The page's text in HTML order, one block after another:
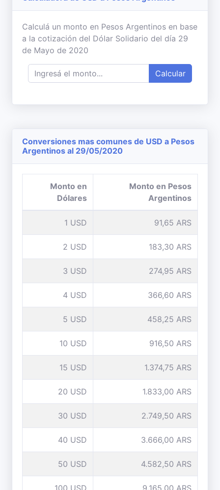
Calculá un monto en Pesos Argentinos en base
a la cotización del Dólar Solidario del día 29
de Mayo de 2020
Calcular
Conversiones mas comunes de USD a Pesos
Argentinos al 29/05/2020
Monto en
Dólares
Monto en Pesos
Argentinos
1 USD 91,65 ARS
2 USD 183,30 ARS
3 USD 274,95 ARS
4 USD 366,60 ARS
5 USD 458,25 ARS
10 USD 916,50 ARS
15 USD 1.374,75 ARS
20 USD 1.833,00 ARS
30 USD 2.749,50 ARS
40 USD 3.666,00 ARS
50 USD 4.582,50 ARS
100 USD 9.165,00 ARS